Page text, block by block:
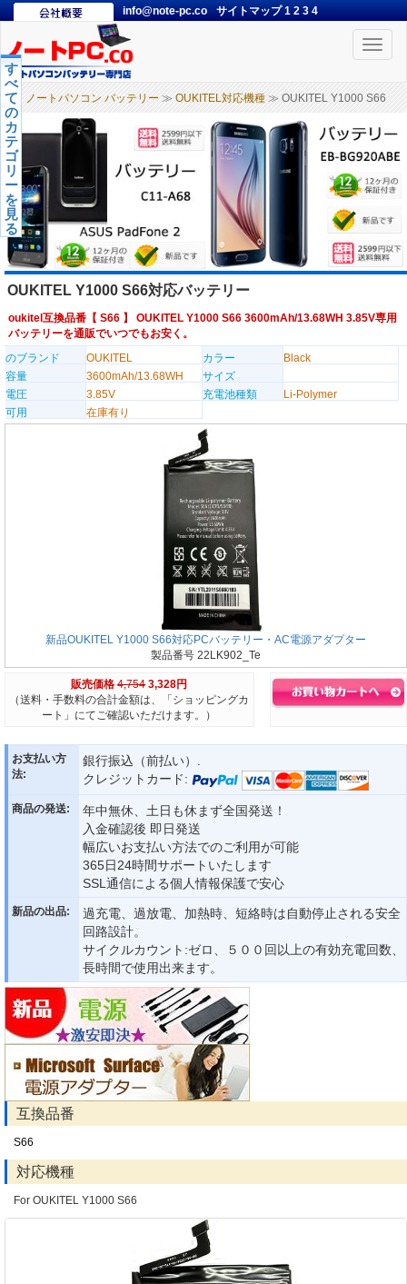
info@note-pc.co サイトマップ1 2 3 4
Toggle
ノートパソコン バッテリー ≫ OUKITEL対応機種 ≫ OUKITEL Y1000 S66
す
べ
て
の
カ
テ
ゴ
リ
ー
を
見
る
OUKITEL Y1000 S66対応バッテリー
oukitel互換品番【 S66 】 OUKITEL Y1000 S66 3600mAh/13.68WH 3.85V専用
バッテリーを通販でいつでもお安く。
のブランド
OUKITEL カラー
Black
容量
3600mAh/13.68WH
サイズ
電圧
3.85V 充電池種類
Li-Polymer
可用
在庫有り
新品OUKITEL Y1000 S66対応PCバッテリー・AC電源アダプター
製品番号 22LK902_Te
販売価格 4,754 3,328円
（送料・手数料の合計金額は、「ショッピングカ
ート」にてご確認いただけます。）
お支払い方
法:
銀行振込（前払い）.
クレジットカード:
商品の発送:
年中無休、土日も休まず全国発送！
入金確認後 即日発送
幅広いお支払い方法でのご利用が可能
365日24時間サポートいたします
SSL通信による個人情報保護で安心
新品の出品:
過充電、過放電、加熱時、短絡時は自動停止される安全
回路設計。
サイクルカウント:ゼロ、５００回以上の有効充電回数、
長時間で使用出来ます。
互換品番
S66
対応機種
For OUKITEL Y1000 S66